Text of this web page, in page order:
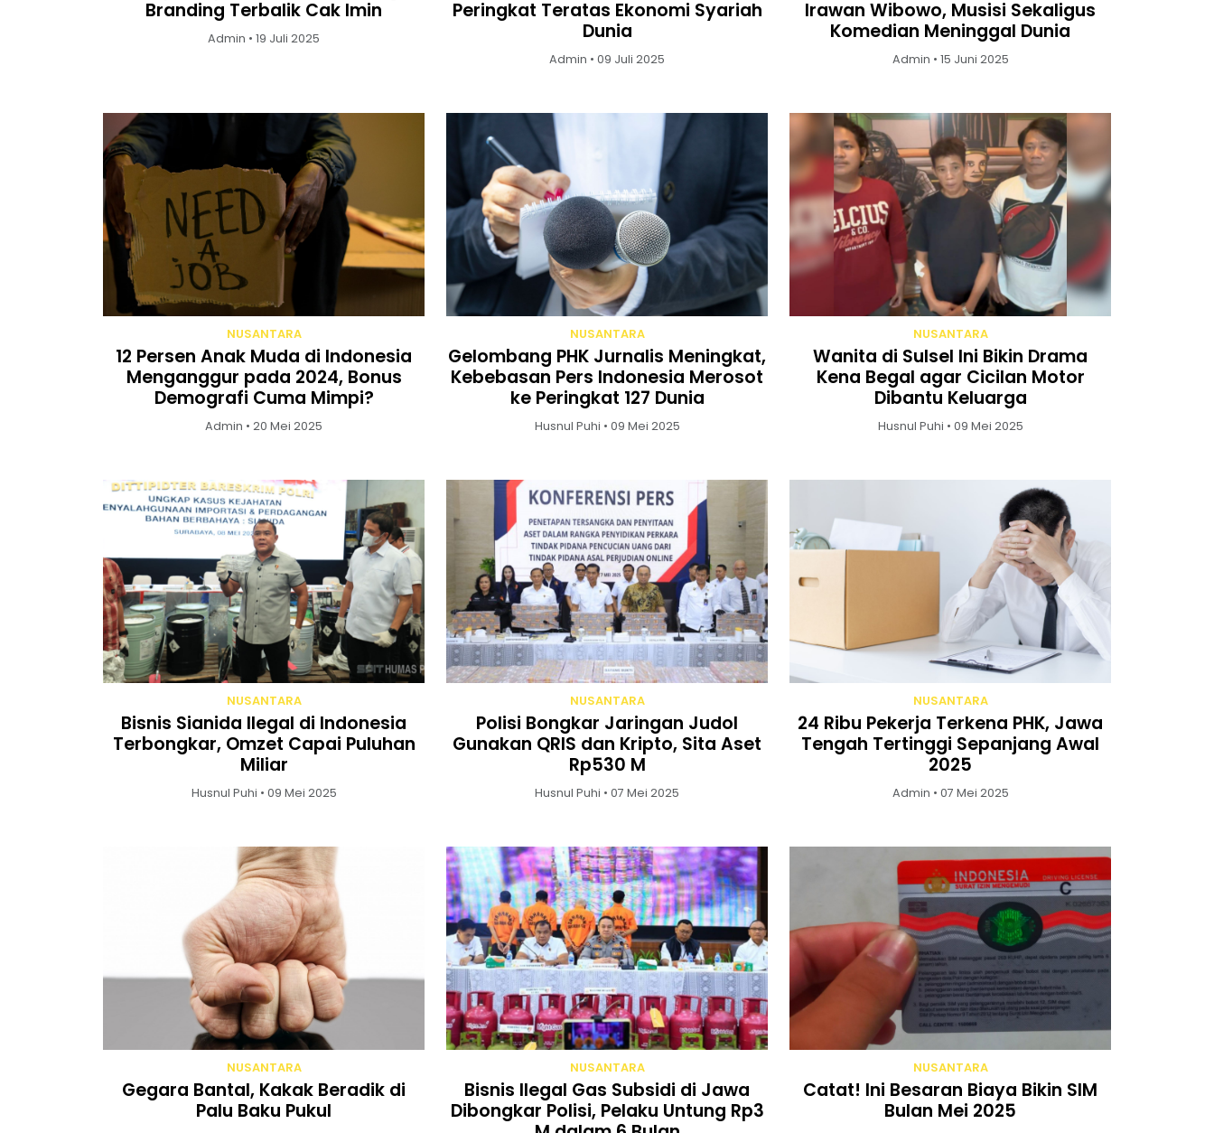
Branding Terbalik Cak Imin
Admin • 19 Juli 2025
Peringkat Teratas Ekonomi Syariah
Dunia
Admin • 09 Juli 2025
Irawan Wibowo, Musisi Sekaligus
Komedian Meninggal Dunia
Admin • 15 Juni 2025
NUSANTARA
12 Persen Anak Muda di Indonesia
Menganggur pada 2024, Bonus
Demografi Cuma Mimpi?
Admin • 20 Mei 2025
NUSANTARA
Gelombang PHK Jurnalis Meningkat,
Kebebasan Pers Indonesia Merosot
ke Peringkat 127 Dunia
Husnul Puhi • 09 Mei 2025
NUSANTARA
Wanita di Sulsel Ini Bikin Drama
Kena Begal agar Cicilan Motor
Dibantu Keluarga
Husnul Puhi • 09 Mei 2025
NUSANTARA
Bisnis Sianida Ilegal di Indonesia
Terbongkar, Omzet Capai Puluhan
Miliar
Husnul Puhi • 09 Mei 2025
NUSANTARA
Polisi Bongkar Jaringan Judol
Gunakan QRIS dan Kripto, Sita Aset
Rp530 M
Husnul Puhi • 07 Mei 2025
NUSANTARA
24 Ribu Pekerja Terkena PHK, Jawa
Tengah Tertinggi Sepanjang Awal
2025
Admin • 07 Mei 2025
NUSANTARA
Gegara Bantal, Kakak Beradik di
Palu Baku Pukul
NUSANTARA
Bisnis Ilegal Gas Subsidi di Jawa
Dibongkar Polisi, Pelaku Untung Rp3
NUSANTARA
Catat! Ini Besaran Biaya Bikin SIM
Bulan Mei 2025